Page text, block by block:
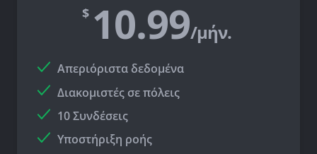
$ 10.99/μήν.
Απεριόριστα δεδομένα
Διακομιστές σεπόλεις
10 Συνδέσεις
Υποστήριξη ροής